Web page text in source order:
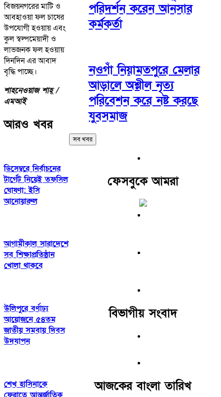
বিজয়নগরের মাটি ও
আবহাওয়া ফল চাষের
উপযোগী হওয়ায় এবং
কুল স্বল্পমেয়াদী ও
লাভজনক ফল হওয়ায়
দিনদিন এর আবাদ
বৃদ্ধি পাচ্ছে।
শাহনেওয়াজ শাহ্ /
এমআই
আরও খবর
ডিসেম্বরে নির্বাচনের
টার্গেট নিয়েই তফসিল
ঘোষণা: ইসি
আনোয়ারুল
আগামীকাল সারাদেশে
সব শিক্ষাপ্রতিষ্ঠান
খোলা থাকবে
উলিপুরে বর্ণাঢ্য
আয়োজনে ৫৪তম
জাতীয় সমবায় দিবস
উদযাপন
শেখ হাসিনাকে
ফেরাতে আন্তর্জাতিক
পরিদর্শন করেন আনসার
কর্মকর্তা
নওগাঁ নিয়ামতপুরে মেলার
আড়ালে অশ্লীল নৃত্য
পরিবেশন করে নষ্ট করছে
যুবসমাজ
সব খবর
ফেসবুকে আমরা
বিভাগীয় সংবাদ
আজকের বাংলা তারিখ